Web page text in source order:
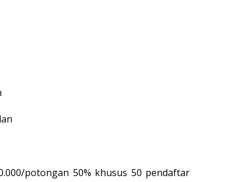
potongan 50% khusus 50 pendaftar